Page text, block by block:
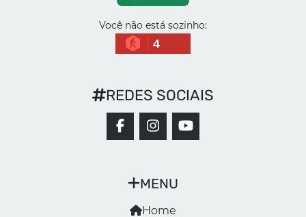
Você não está sozinho:
4
MENU
Home
REDES SOCIAIS